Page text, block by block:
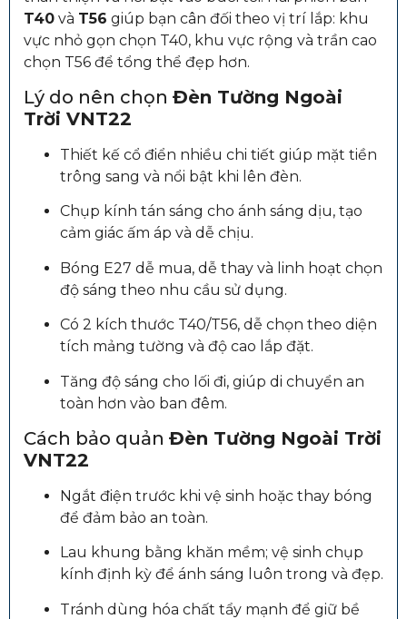
T40 và T56 giúp bạn cân đối theo vị trí lắp: khu
vực nhỏ gọn chọn T40, khu vực rộng và trần cao
chọn T56 để tổng thể đẹp hơn.
Lý do nên chọn Đèn Tường Ngoài
Trời VNT22
Thiết kế cổ điển nhiều chi tiết giúp mặt tiền
trông sang và nổi bật khi lên đèn.
Chụp kính tán sáng cho ánh sáng dịu, tạo
cảm giác ấm áp và dễ chịu.
Bóng E27 dễ mua, dễ thay và linh hoạt chọn
độ sáng theo nhu cầu sử dụng.
Có 2 kích thước T40/T56, dễ chọn theo diện
tích mảng tường và độ cao lắp đặt.
Tăng độ sáng cho lối đi, giúp di chuyển an
toàn hơn vào ban đêm.
Cách bảo quản Đèn Tường Ngoài Trời
VNT22
Ngắt điện trước khi vệ sinh hoặc thay bóng
để đảm bảo an toàn.
Lau khung bằng khăn mềm; vệ sinh chụp
kính định kỳ để ánh sáng luôn trong và đẹp.
Tránh dùng hóa chất tẩy mạnh để giữ bề